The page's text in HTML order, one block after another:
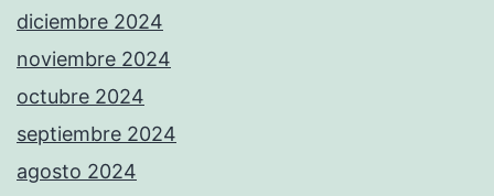
diciembre 2024
noviembre 2024
octubre 2024
septiembre 2024
agosto 2024